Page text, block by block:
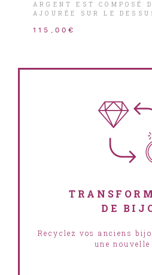
ARGENT EST COMPOSÉ
AJOURÉE SUR LE
ET QUI S’INSPIRE DE
115,00€
DE
Recyclez vos anciens
une